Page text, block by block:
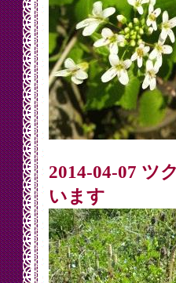
2014-04-07 ツ
います